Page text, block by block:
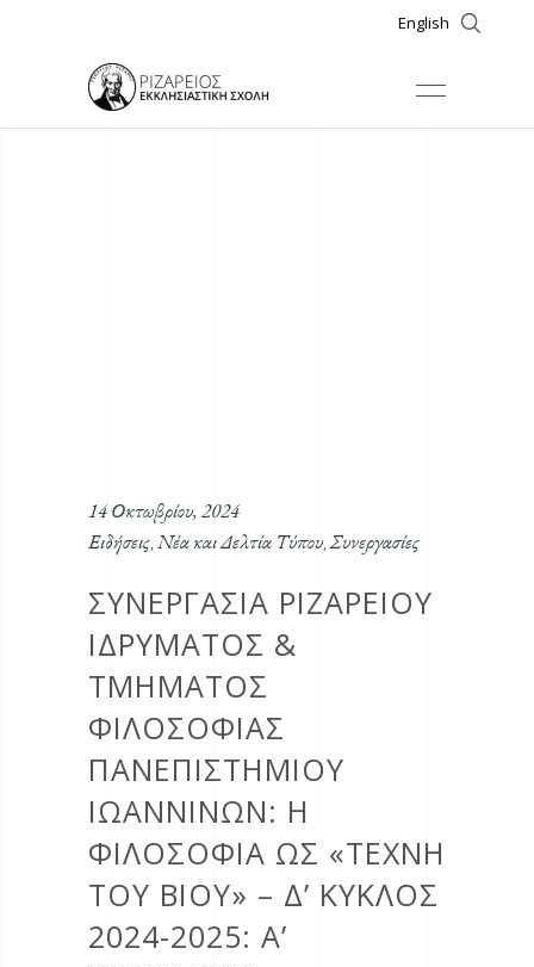
English
14 Οκτωβρίου, 2024
Ειδήσεις,Νέα και Δελτία Τύπου,Συνεργασίες
ΣΥΝΕΡΓΑΣΙΑ ΡΙΖΑΡΕΙΟΥ
ΙΔΡΥΜΑΤΟΣ &
ΤΜΗΜΑΤΟΣ
ΦΙΛΟΣΟΦΙΑΣ
ΠΑΝΕΠΙΣΤΗΜΙΟΥ
ΙΩΑΝΝΙΝΩΝ: Η
ΦΙΛΟΣΟΦΙΑ ΩΣ «ΤΕΧΝΗ
ΤΟΥ ΒΙΟΥ» – Δ’ ΚΥΚΛΟΣ
2024-2025: Α’